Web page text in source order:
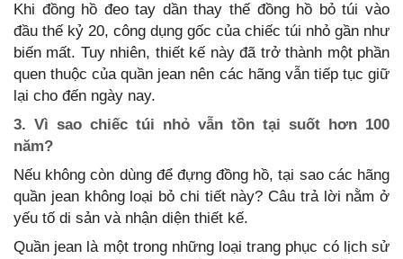
Khi đồng hồ đeo tay dần thay thế đồng hồ bỏ túi vào
đầu thế kỷ 20, công dụng gốc của chiếc túi nhỏ gần như
biến mất. Tuy nhiên, thiết kế này đã trở thành một phần
quen thuộc của quần jean nên các hãng vẫn tiếp tục giữ
lại cho đến ngày nay.
3. Vì sao chiếc túi nhỏ vẫn tồn tại suốt hơn 100
năm?
Nếu không còn dùng để đựng đồng hồ, tại sao các hãng
quần jean không loại bỏ chi tiết này? Câu trả lời nằm ở
yếu tố di sản và nhận diện thiết kế.
Quần jean là một trong những loại trang phục có lịch sử